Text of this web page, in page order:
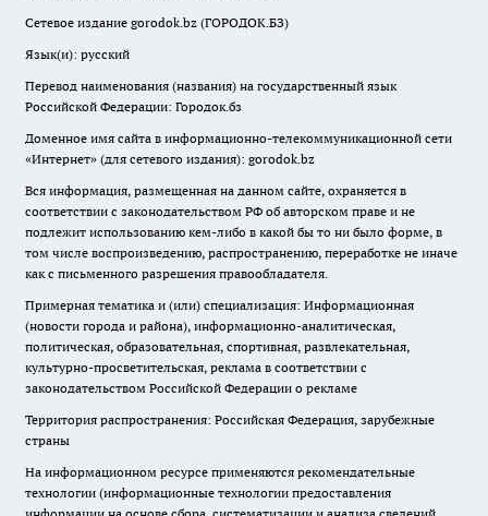
Сетевое издание gorodok.bz (ГОРОДОК.БЗ)
Язык(и): русский
Перевод наименования (названия) на государственный язык
Российской Федерации: Городок.бз
Доменное имя сайта в информационно-телекоммуникационной сети
«Интернет» (для сетевого издания): gorodok.bz
Вся информация, размещенная на данном сайте, охраняется в
соответствии с законодательством РФ об авторском праве и не
подлежит использованию кем-либо в какой бы то ни было форме, в
том числе воспроизведению, распространению, переработке не иначе
как с письменного разрешения правообладателя.
Примерная тематика и (или) специализация: Информационная
(новости города и района), информационно-аналитическая,
политическая, образовательная, спортивная, развлекательная,
культурно-просветительская, реклама в соответствии с
законодательством Российской Федерации о рекламе
Территория распространения: Российская Федерация, зарубежные
страны
На информационном ресурсе применяются рекомендательные
технологии (информационные технологии предоставления